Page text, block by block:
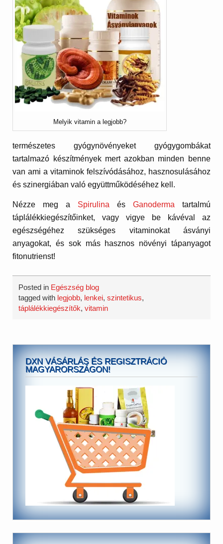
Melyik vitamin a legjobb?
természetes gyógynövényeket gyógygombákat
tartalmazó készítmények mert azokban minden benne
van ami a vitaminok felszívódásához, hasznosulásához
és szinergiában való együttműködéséhez kell.
Nézze meg a Spirulina és Ganoderma tartalmú
táplálékkiegészítőinket, vagy vigye be kávéval az
egészségéhez szükséges vitaminokat ásványi
anyagokat, és sok más hasznos növényi tápanyagot
fitonutrienst!
Posted in Egészség blog
tagged with legjobb, lenkei,szintetikus,
táplálékkiegészítők,vitamin
DXN VÁSÁRLÁS ÉS REGISZTRÁCIÓ
MAGYARORSZÁGON!